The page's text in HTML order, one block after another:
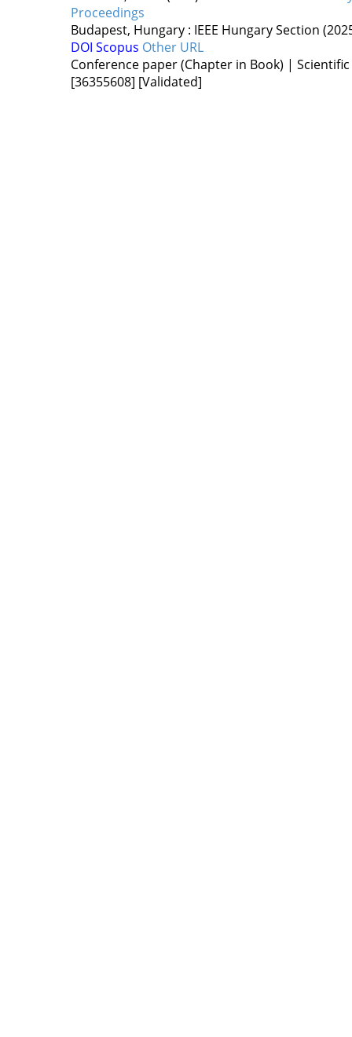
Proceedings
Budapest, Hungary : IEEE Hungary Section
DOI Scopus Other URL
Conference paper (Chapter in Book) | Scientific
[36355608] [Validated]